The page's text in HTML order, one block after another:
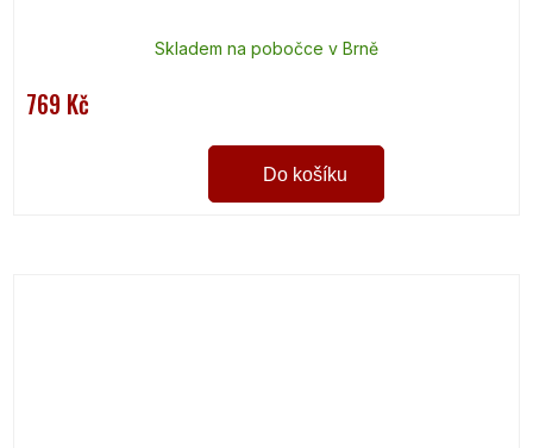
Skladem na pobočce v Brně
769 Kč
Do košíku